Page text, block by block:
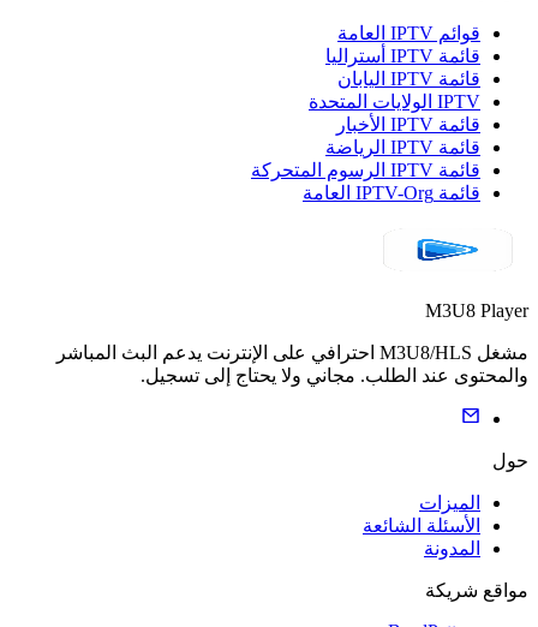
قوائم IPTV العامة
قائمة IPTV أستراليا
قائمة IPTV اليابان
IPTV الولايات المتحدة
قائمة IPTV الأخبار
قائمة IPTV الرياضة
قائمة IPTV الرسوم المتحركة
قائمة IPTV-Org العامة
M3U8 Player
مشغل M3U8/HLS احترافي على الإنترنت يدعم البث المباشر
والمحتوى عند الطلب. مجاني ولا يحتاج إلى تسجيل.
حول
الميزات
الأسئلة الشائعة
المدونة
مواقع شريكة